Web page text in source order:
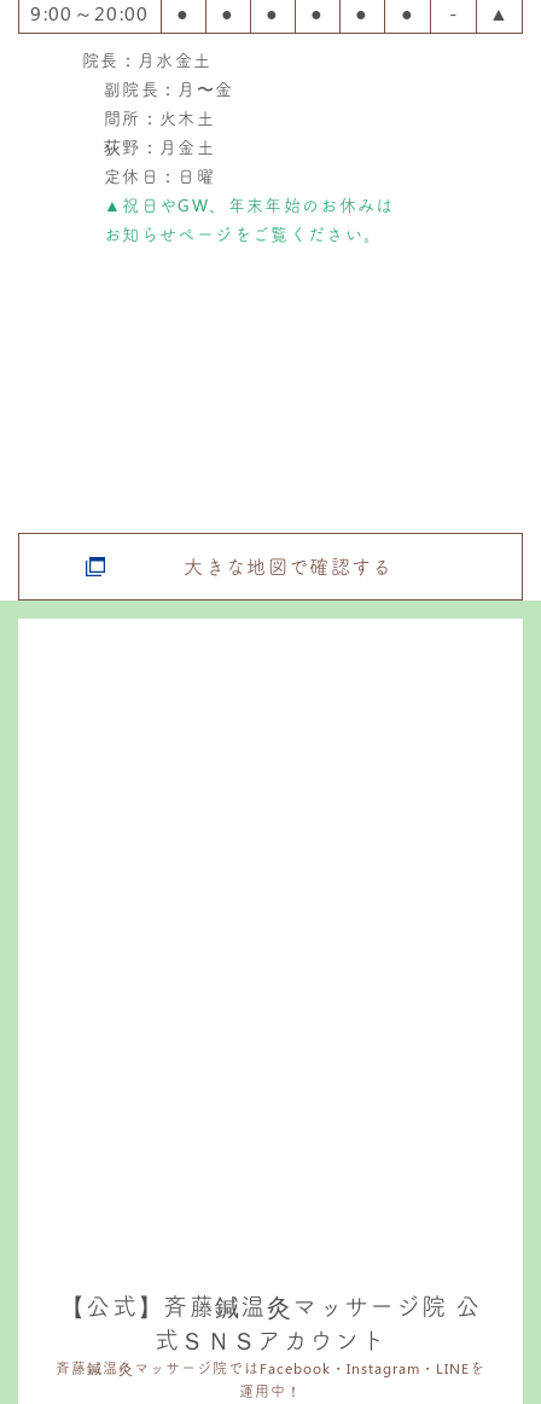
9:00～20:00 ● ● ● ● ● ● - ▲
院長：月水金土
副院長：月〜金
間所：火木土
荻野：月金土
定休日：日曜
▲祝日やGW、年末年始のお休みは
お知らせページをご覧ください。
大きな地図で確認する
【公式】斉藤鍼温灸マッサージ院 公
式ＳＮＳアカウント
斉藤鍼温灸マッサージ院ではFacebook・Instagram・LINEを
運用中！